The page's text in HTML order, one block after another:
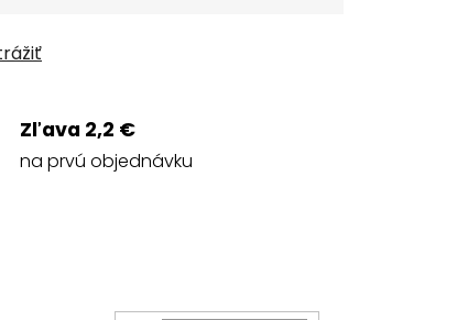
Zľava 2,2 €
na prvú objednávku